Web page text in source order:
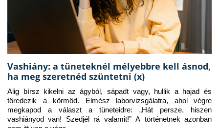
Vashiány: a tüneteknél mélyebbre kell ásnod,
ha meg szeretnéd szüntetni (x)
Alig bírsz kikelni az ágyból, sápadt vagy, hullik a hajad és
töredezik a körmöd. Elmész laborvizsgálatra, ahol végre
megkapod a választ a tüneteidre: „Hát persze, hiszen
vashiányod van! Szedjél rá valamit!” A történetnek azonban